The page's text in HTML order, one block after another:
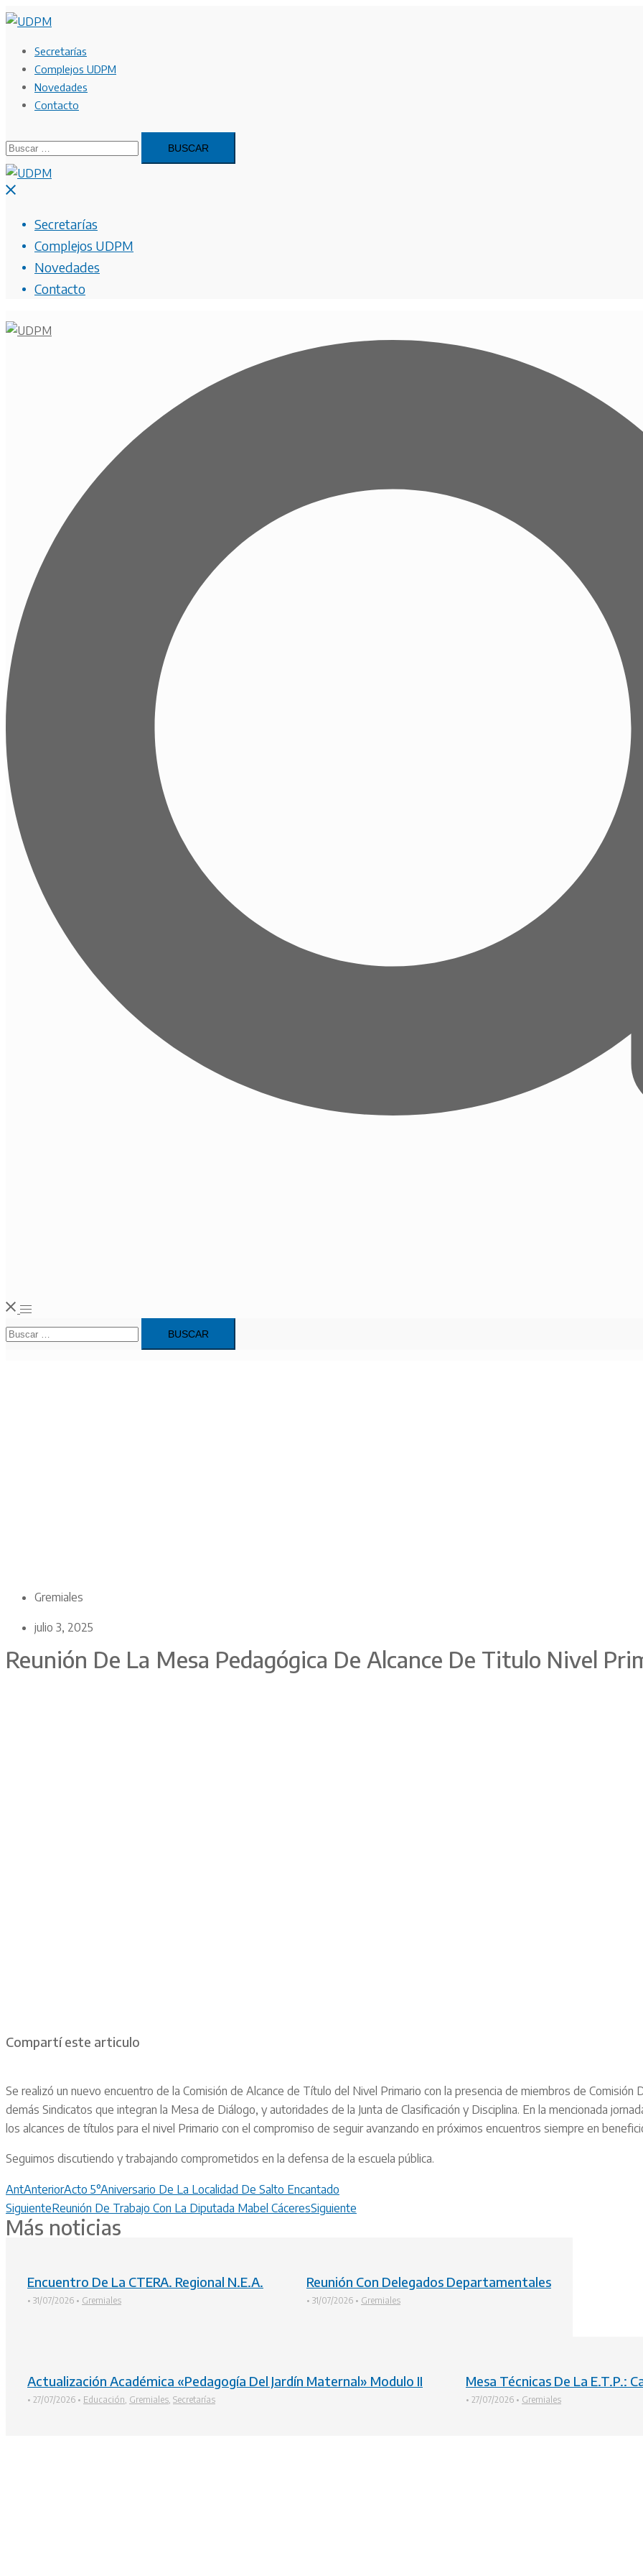
Saltar
contenidoSecretarías
Complejos UDPM
Novedades
Contacto
Buscar:
Cerrar
Secretarías
Complejos UDPM
Novedades
Contacto
Alternar
menú
Buscar:
Gremiales
julio 3, 2025
Reunión De La Mesa Pedagógica De Alcance De Titulo Nivel
Compartí este articulo
Se realizó un nuevo encuentro de la Comisión de Alcance de Título del Nivel Primario con la presencia de miembros de
demás Sindicatos que integran la Mesa de Diálogo, y autoridades de la Junta de Clasificación y Disciplina. En la mencionada
los alcances de títulos para el nivel Primario con el compromiso de seguir avanzando en próximos encuentros siempre en
Seguimos discutiendo y trabajando comprometidos en la defensa de la escuela pública.
AntAnteriorActo 5°Aniversario De La Localidad De Salto Encantado
SiguienteReunión De Trabajo Con La Diputada Mabel CáceresSiguiente
Más noticias
Encuentro De La CTERA. Regional N.E.A.
• 31/07/2026 • Gremiales
Reunión Con Delegados Departamentales
• 31/07/2026 • Gremiales
Actualización Académica «Pedagogía Del Jardín Maternal» Modulo II
• 27/07/2026 • Educación Gremiales Secretarías
Mesa Técnicas De La E.T.P.:
• 27/07/2026 • Gremiales